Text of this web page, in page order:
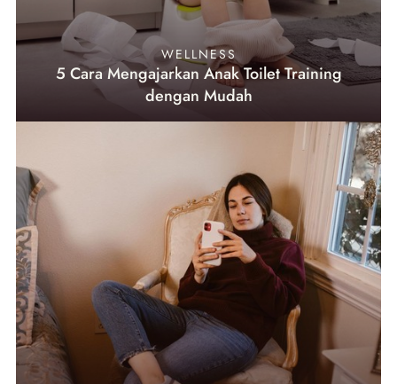
WELLNESS
5 Cara Mengajarkan Anak Toilet Training
dengan Mudah